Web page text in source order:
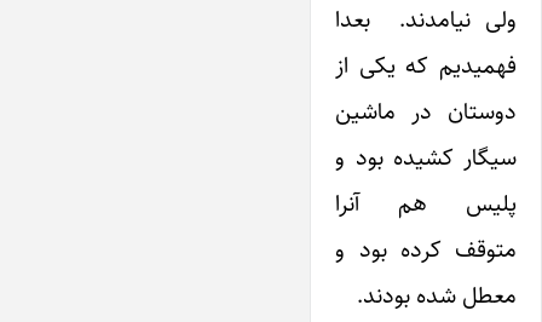
ولی نیامدند. بعدا
فهمیدیم که یکی از
دوستان در ماشین
سیگار کشیده بود و
پلیس هم آنرا
متوقف کرده بود و
معطل شده بودند.